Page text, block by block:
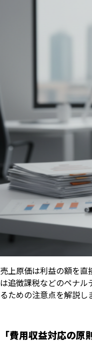
売上原価は利益の額を
は追徴課税などのペナ
るための注意点を解説し
「費用収益対応の原